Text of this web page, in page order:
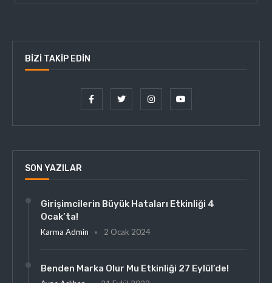
BIZI TAKIP EDIN
SON YAZILAR
Girişimcilerin Büyük Hataları Etkinliği 4
Ocak’ta!
Karma Admin 2 Ocak 2024
Benden Marka Olur Mu Etkinliği 27 Eylül’de!